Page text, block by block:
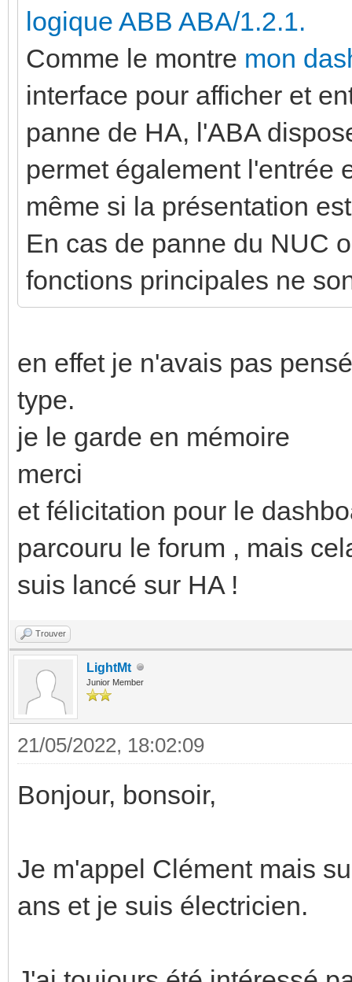
logique ABB ABA/1.2.1.
Comme le montre mon
interface pour afficher et
panne de HA, l'ABA
permet également l'entrée
même si la présentation
En cas de panne du NUC
fonctions principales ne
en effet je n'avais pas
type.
je le garde en mémoire
merci
et félicitation pour le
parcouru le forum , mais
suis lancé sur HA !
Trouver
LightMt
Junior Member
21/05/2022, 18:02:09
Bonjour, bonsoir,
Je m'appel Clément mais
ans et je suis électricien.